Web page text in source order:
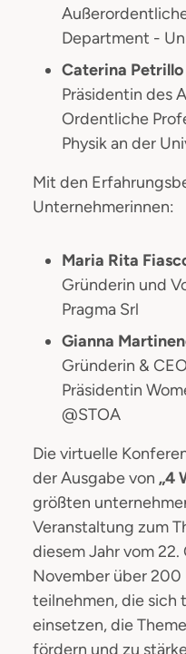
Department -
Caterina Petrillo
Präsidentin des
Ordentliche
Physik an der
Mit den
Unternehmerinnen:
Maria Rita
Gründerin und
Pragma Srl
Gianna
Gründerin &
Präsidentin
@STOA
Die virtuelle
der Ausgabe von „4
größten
Veranstaltung zum
diesem Jahr vom
November über 200
teilnehmen, die sich
einsetzen, die
fördern und zu